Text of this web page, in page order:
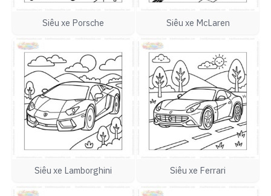
Siêu xe Porsche Siêu xe McLaren
Siêu xe Lamborghini Siêu xe Ferrari